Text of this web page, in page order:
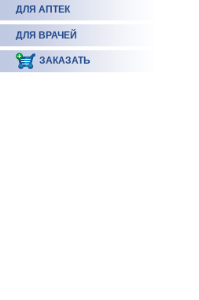
ДЛЯ АПТЕК
ДЛЯ ВРАЧЕЙ
ЗАКАЗАТЬ